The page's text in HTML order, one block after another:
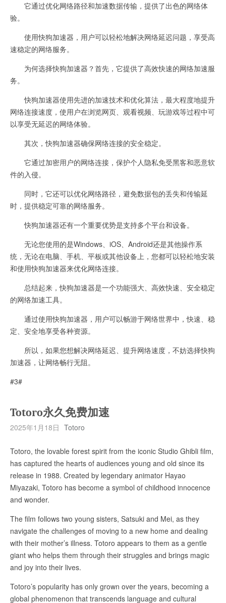
它通过优化网络路径和加速数据传输，提供了出色的网络体
验。
使用快狗加速器，用户可以轻松地解决网络延迟问题，享受高
速稳定的网络服务。
为何选择快狗加速器？首先，它提供了高效快速的网络加速服
务。
快狗加速器使用先进的加速技术和优化算法，最大程度地提升
网络连接速度，使用户在浏览网页、观看视频、玩游戏等过程中可
以享受无延迟的网络体验。
其次，快狗加速器确保网络连接的安全稳定。
它通过加密用户的网络连接，保护个人隐私免受黑客和恶意软
件的入侵。
同时，它还可以优化网络路径，避免数据包的丢失和传输延
时，提供稳定可靠的网络服务。
快狗加速器还有一个重要优势是支持多个平台和设备。
无论您使用的是Windows、iOS、Android还是其他操作系
统，无论在电脑、手机、平板或其他设备上，您都可以轻松地安装
和使用快狗加速器来优化网络连接。
总结起来，快狗加速器是一个功能强大、高效快速、安全稳定
的网络加速工具。
通过使用快狗加速器，用户可以畅游于网络世界中，快速、稳
定、安全地享受各种资源。
所以，如果您想解决网络延迟、提升网络速度，不妨选择快狗
加速器，让网络畅行无阻。
#3#
Totoro永久免费加速
2025年1月18日 Totoro
Totoro, the lovable forest spirit from the iconic Studio Ghibli film,
has captured the hearts of audiences young and old since its
release in 1988. Created by legendary animator Hayao
Miyazaki, Totoro has become a symbol of childhood innocence
and wonder.
The film follows two young sisters, Satsuki and Mei, as they
navigate the challenges of moving to a new home and dealing
with their mother’s illness. Totoro appears to them as a gentle
giant who helps them through their struggles and brings magic
and joy into their lives.
Totoro’s popularity has only grown over the years, becoming a
global phenomenon that transcends language and cultural